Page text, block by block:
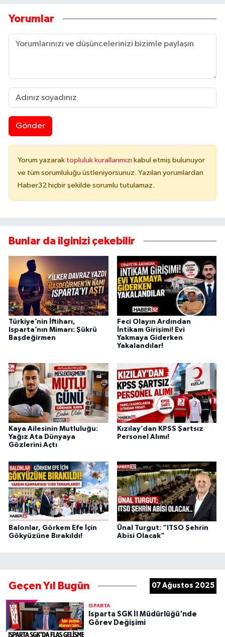
Yorumlar
Gönder
Yorum yazarak topluluk kurallarımızı kabul etmiş bulunuyor
ve tüm sorumluluğu üstleniyorsunuz. Yazılan yorumlardan
Haber32 hiçbir şekilde sorumlu tutulamaz.
Bunlar da ilginizi çekebilir
Türkiye’nin İftiharı,
Isparta’nın Mimarı: Şükrü
Başdeğirmen
Feci Olayın Ardından
İntikam Girişimi! Evi
Yakmaya Giderken
Yakalandılar!
Kaya Ailesinin Mutluluğu:
Yağız Ata Dünyaya
Gözlerini Açtı
Kızılay’dan KPSS Şartsız
Personel Alımı!
Balonlar, Görkem Efe İçin
Gökyüzüne Bırakıldı!
Ünal Turgut: “ITSO Şehrin
Abisi Olacak”
Geçen Yıl Bugün 07 Ağustos 2025
ISPARTA
Isparta SGK İl Müdürlüğü'nde
Görev Değişimi